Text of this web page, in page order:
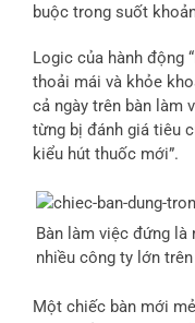
buộc trong suốt
Logic của hành động
thoải mái và khỏe
cả ngày trên bàn làm
từng bị đánh giá tiêu
kiểu hút thuốc mới”.
Bàn làm việc đứng
nhiều công ty lớn
Một chiếc bàn mới